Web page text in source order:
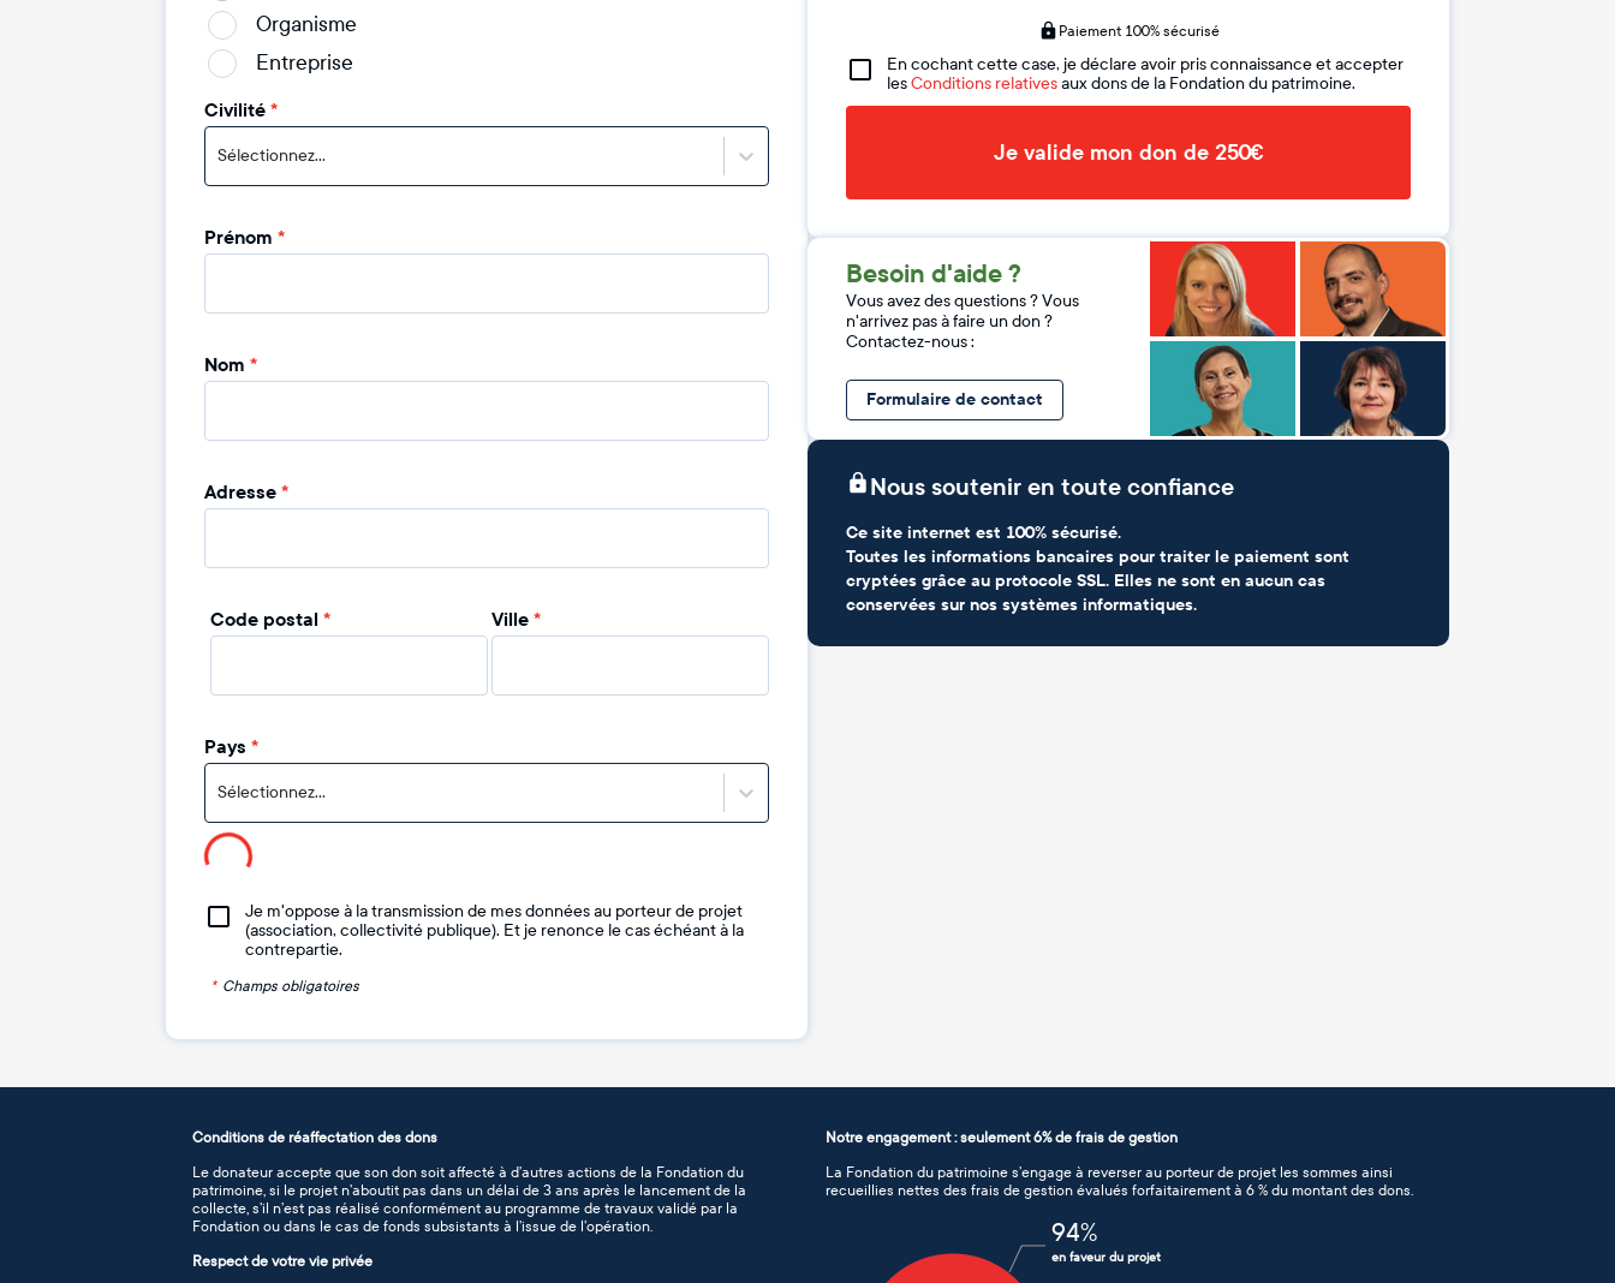
Organisme
Entreprise
Civilité*
Sélectionnez...
Prénom *
Nom *
Adresse*
Code postal * Ville*
Pays *
Sélectionnez...
Je m'oppose à la transmission de mes données au porteur de projet
(association, collectivité publique). Et je renonce le cas échéant à la
contrepartie.
* Champs obligatoires
Paiement 100% sécurisé
En cochant cette case, je déclare avoir pris connaissance et accepter
lesConditions relativesaux dons de la Fondation du patrimoine.
Je valide mon don de 250€
Besoin d'aide ?
Vous avez des questions ? Vous
n'arrivez pas à faire un don ?
Contactez-nous :
Formulaire de contact
Nous soutenir en toute confiance
Ce site internet est 100% sécurisé.
Toutes les informations bancaires pour traiter le paiement sont
cryptées grâce au protocole SSL. Elles ne sont en aucun cas
conservées sur nos systèmes informatiques.
Conditions de réaffectation des dons
Le donateur accepte que son don soit affecté à d’autres actions de la Fondation du
patrimoine, si le projet n’aboutit pas dans un délai de 3 ans après le lancement de la
collecte, s’il n’est pas réalisé conformément au programme de travaux validé par la
Fondation ou dans le cas de fonds subsistants à l’issue de l’opération.
Respect de votre vie privée
Notre engagement : seulement 6% de frais de gestion
La Fondation du patrimoine s’engage à reverser au porteur de projet les sommes ainsi
recueillies nettes des frais de gestion évalués forfaitairement à 6 % du montant des dons.
94%
en faveur du projet